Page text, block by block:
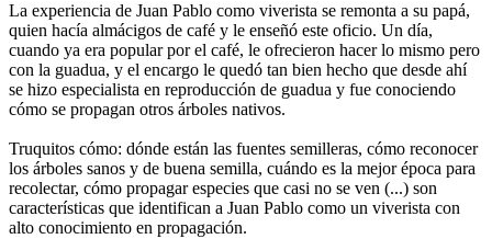
La experiencia de Juan Pablo como viverista se remonta a su papá,
quien hacía almácigos de café y le enseñó este oficio. Un día,
cuando ya era popular por el café, le ofrecieron hacer lo mismo pero
con la guadua, y el encargo le quedó tan bien hecho que desde ahí
se hizo especialista en reproducción de guadua y fue conociendo
cómo se propagan otros árboles nativos.
Truquitos cómo: dónde están las fuentes semilleras, cómo reconocer
los árboles sanos y de buena semilla, cuándo es la mejor época para
recolectar, cómo propagar especies que casi no se ven (...) son
características que identifican a Juan Pablo como un viverista con
alto conocimiento en propagación.